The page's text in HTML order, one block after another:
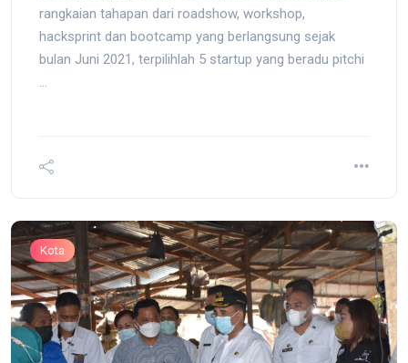
rangkaian tahapan dari roadshow, workshop,
hacksprint dan bootcamp yang berlangsung sejak
bulan Juni 2021, terpilihlah 5 startup yang beradu pitchi
...
Kota